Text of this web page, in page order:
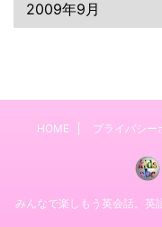
HOME プライバシー
みんなで楽しもう英会話。